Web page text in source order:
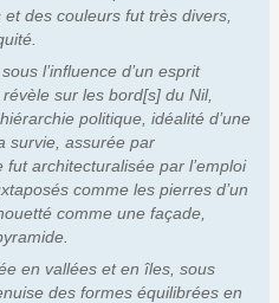
des couleurs fut très divers,
l’influence d’un esprit
sur les bord[s] du Nil,
politique, idéalité d’une
survie, assurée par
fut architecturalisée par l’emploi
comme les pierres d’un
comme une façade,
en vallées et en îles, sous
des formes équilibrées en